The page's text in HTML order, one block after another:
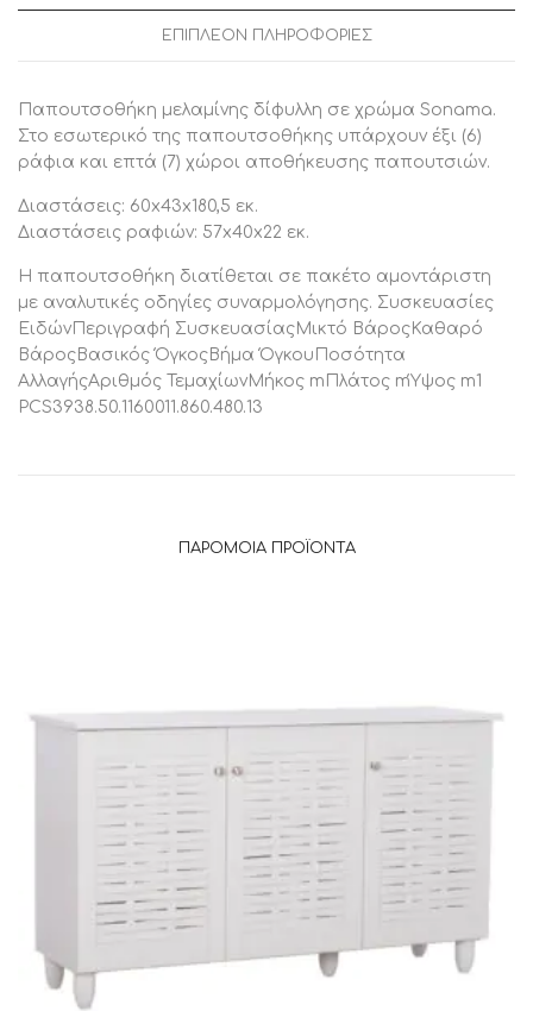
ΕΠΙΠΛΈΟΝ ΠΛΗΡΟΦΟΡΊΕΣ
Παπουτσοθήκη μελαμίνης δίφυλλη σε χρώμα Sonama.
Στο εσωτερικό της παπουτσοθήκης υπάρχουν έξι (6)
ράφια και επτά (7) χώροι αποθήκευσης παπουτσιών.
Διαστάσεις: 60x43x180,5 εκ.
Διαστάσεις ραφιών: 57x40x22 εκ.
Η παπουτσοθήκη διατίθεται σε πακέτο αμοντάριστη
με αναλυτικές οδηγίες συναρμολόγησης. Συσκευασίες
ΕιδώνΠεριγραφή ΣυσκευασίαςΜικτό ΒάροςΚαθαρό
ΒάροςΒασικός ΌγκοςΒήμα ΌγκουΠοσότητα
ΑλλαγήςΑριθμός ΤεμαχίωνΜήκος mΠλάτος mΎψος m1
PCS3938.50.1160011.860.480.13
ΠΑΡΌΜΟΙΑ ΠΡΟΪΌΝΤΑ